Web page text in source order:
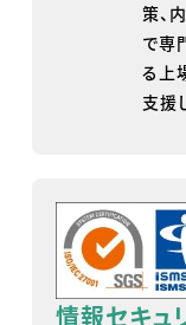
策、
で専
る上
支援
情報セキュ